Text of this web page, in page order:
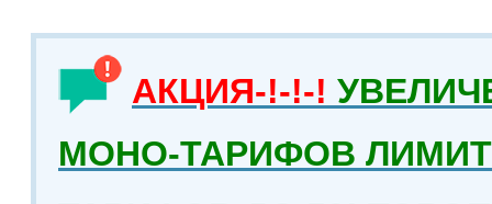
АКЦИЯ-!-!-!
МОНО-ТАРИФОВ